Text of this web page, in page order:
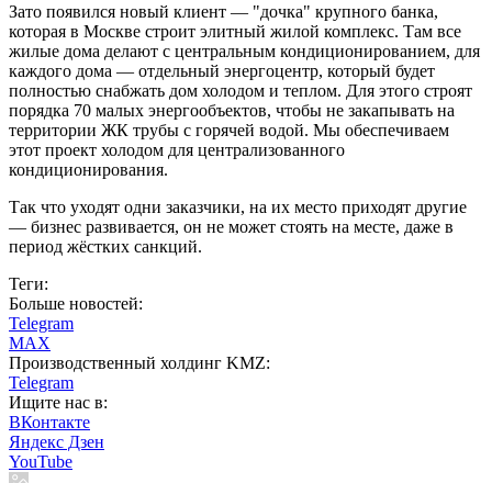
Зато появился новый клиент — "дочка" крупного банка,
которая в Москве строит элитный жилой комплекс. Там все
жилые дома делают с центральным кондиционированием, для
каждого дома — отдельный энергоцентр, который будет
полностью снабжать дом холодом и теплом. Для этого строят
порядка 70 малых энергообъектов, чтобы не закапывать на
территории ЖК трубы с горячей водой. Мы обеспечиваем
этот проект холодом для централизованного
кондиционирования.
Так что уходят одни заказчики, на их место приходят другие
— бизнес развивается, он не может стоять на месте, даже в
период жёстких санкций.
Теги:
Больше новостей:
Telegram
MAX
Производственный холдинг KMZ:
Telegram
Ищите нас в:
ВКонтакте
Яндекс Дзен
YouTube